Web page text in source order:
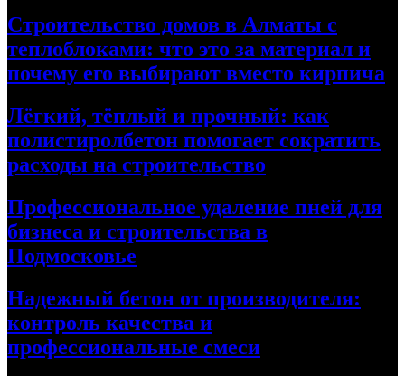
Строительство домов в Алматы с
теплоблоками: что это за материал и
почему его выбирают вместо кирпича
Лёгкий, тёплый и прочный: как
полистиролбетон помогает сократить
расходы на строительство
Профессиональное удаление пней для
бизнеса и строительства в
Подмосковье
Надежный бетон от производителя:
контроль качества и
профессиональные смеси